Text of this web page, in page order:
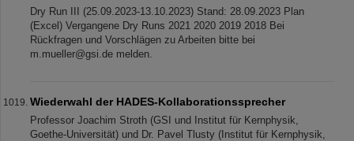
Dry Run III (25.09.2023-13.10.2023) Stand: 28.09.2023 Plan
(Excel) Vergangene Dry Runs 2021 2020 2019 2018 Bei
Rückfragen und Vorschlägen zu Arbeiten bitte bei
m.mueller@gsi.de melden.
Wiederwahl der HADES-Kollaborationssprecher
Professor Joachim Stroth (GSI und Institut für Kernphysik,
Goethe-Universität) und Dr. Pavel Tlusty (Institut für Kernphysik,